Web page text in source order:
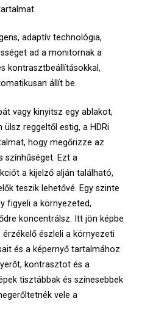
adaptív technológia,
ad a monitornak a
kontrasztbeállításokkal,
állít be.
vagy kinyitsz egy ablakot,
reggeltől estig, a HDRi
hogy megőrizze az
színhűséget. Ezt a
a kijelző alján található,
teszik lehetővé. Egy szinte
figyeli a környezeted,
koncentrálsz. Itt jön képbe
érzékelő észleli a környezeti
és a képernyő tartalmához
kontrasztot és a
tisztábbak és színesebbek
vele a